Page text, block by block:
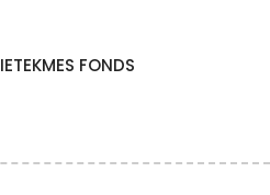
IETEKMES FONDS